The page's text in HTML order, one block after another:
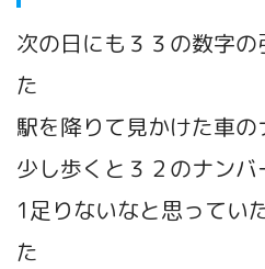
次の日にも３３の数字
た
駅を降りて見かけた車の
少し歩くと３２のナン
1足りないなと思ってい
た